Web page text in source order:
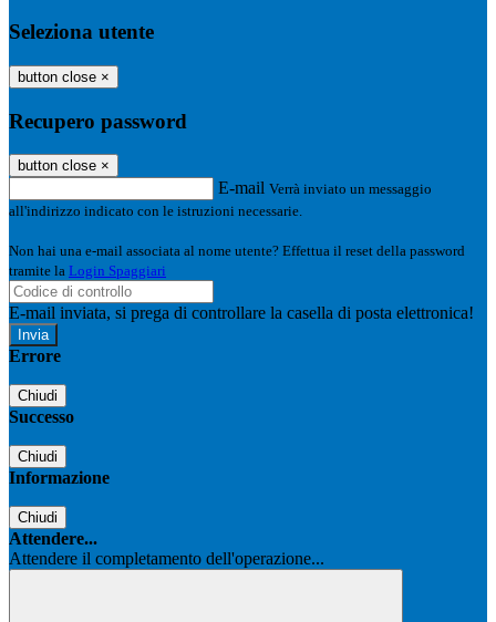
Seleziona utente
button close ×
Recupero password
button close ×
E-mail Verrà inviato un messaggio
all'indirizzo indicato con le istruzioni necessarie.
Non hai una e-mail associata al nome utente? Effettua il reset della password
tramite la Login Spaggiari
E-mail inviata, si prega di controllare la casella di posta elettronica!
Errore
Chiudi
Successo
Chiudi
Informazione
Chiudi
Attendere...
Attendere il completamento dell'operazione...